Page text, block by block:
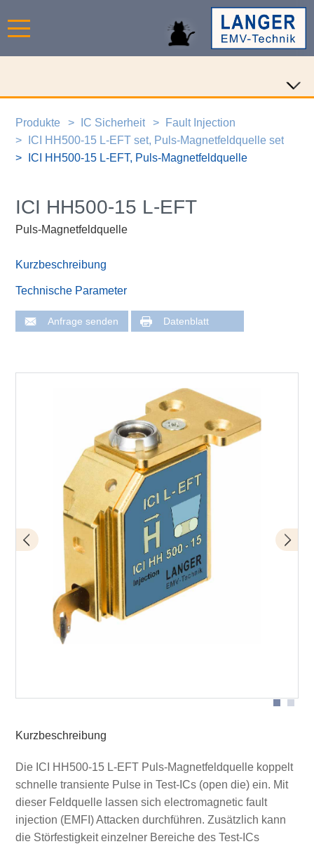
Produkte IC Sicherheit
Fault Injection
ICI HH500-15 L-EFT set, Puls-Magnetfeldquelle set
ICI HH500-15 L-EFT, Puls-Magnetfeldquelle
ICI HH500-15 L-EFT
Puls-Magnetfeldquelle
Kurzbeschreibung
Technische Parameter
Anfrage senden Datenblatt
Kurzbeschreibung
Die ICI HH500-15 L-EFT Puls-Magnetfeldquelle koppelt
schnelle transiente Pulse in Test-ICs (open die) ein. Mit
dieser Feldquelle lassen sich electromagnetic fault
injection (EMFI) Attacken durchführen. Zusätzlich kann
die Störfestigkeit einzelner Bereiche des Test-ICs